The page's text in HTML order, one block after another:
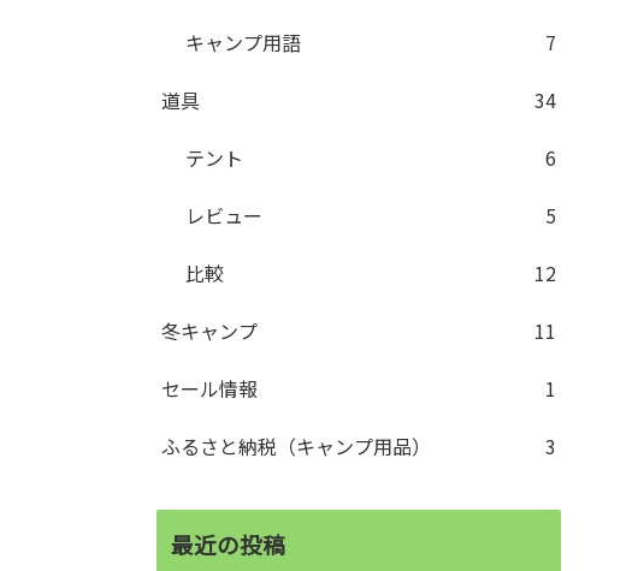
キャンプ用語
7
道具
34
テント
6
レビュー
5
比較
12
冬キャンプ
11
セール情報
1
ふるさと納税（キャンプ用品）
3
最近の投稿